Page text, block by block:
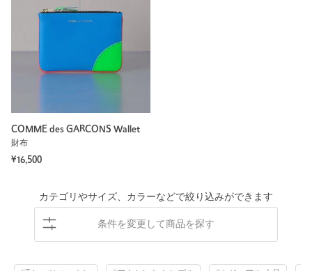
COMME des GARCONS Wallet
財布
¥16,500
カテゴリやサイズ、カラーなどで絞り込みができます
条件を変更して商品を探す